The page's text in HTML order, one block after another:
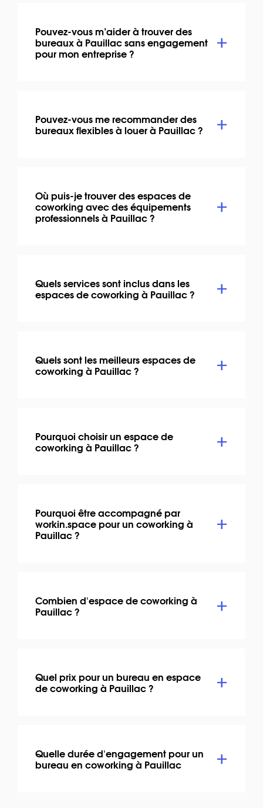
Pouvez-vous m’aider à trouver des
bureaux à Pauillac sans engagement
pour mon entreprise ?
Pouvez-vous me recommander des
bureaux flexibles à louer à Pauillac ?
Où puis-je trouver des espaces de
coworking avec des équipements
professionnels à Pauillac ?
Quels services sont inclus dans les
espaces de coworking à Pauillac ?
Quels sont les meilleurs espaces de
coworking à Pauillac ?
Pourquoi choisir un espace de
coworking à Pauillac ?
Pourquoi être accompagné par
workin.space pour un coworking à
Pauillac ?
Combien d'espace de coworking à
Pauillac ?
Quel prix pour un bureau en espace
de coworking à Pauillac ?
Quelle durée d'engagement pour un
bureau en coworking à Pauillac